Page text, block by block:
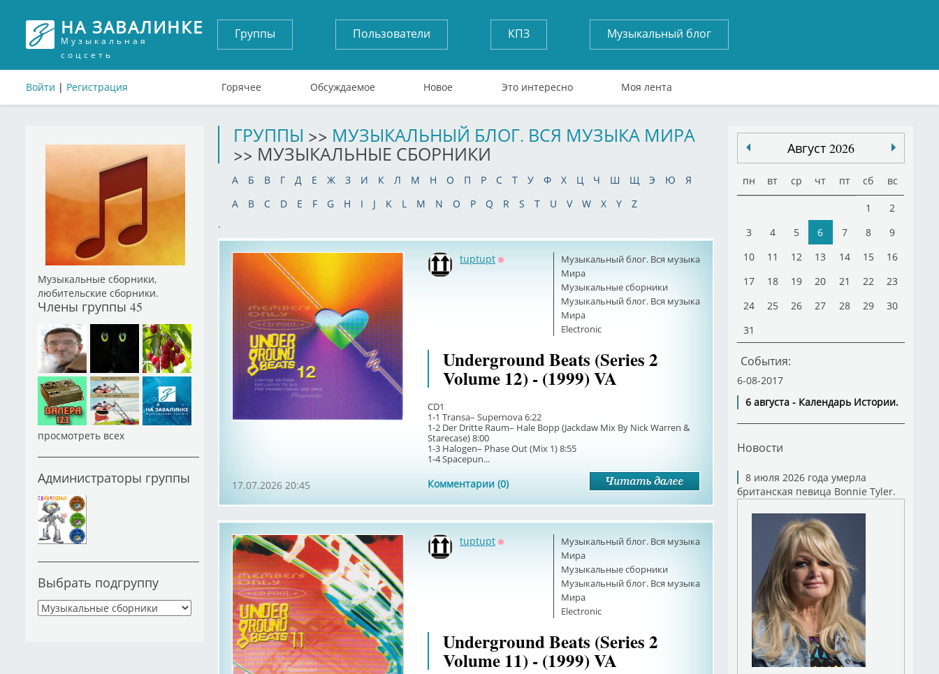
НА ЗАВАЛИНКЕ
Музыкальная
соцсеть
Войти | Регистрация
Группы Пользователи КПЗ Музыкальный блог
Горячее Обсуждаемое Новое Это интересно Моя лента
Музыкальные сборники,
любительские сборники.
Члены группы 45
просмотреть всех
Администраторы группы
Выбрать подгруппу
ГРУППЫ >> МУЗЫКАЛЬНЫЙ БЛОГ. ВСЯ МУЗЫКА МИРА
>> МУЗЫКАЛЬНЫЕ СБОРНИКИ
А Б В Г Д Е Ж З И К Л М Н О П Р С Т У Ф Х Ц Ч Ш Щ Э Ю
Я
A
B C D E F G H I J K L M N O P Q R S T U V W X Y
Z
.
Музыкальный блог. Вся музыка
Мира
Музыкальные сборники
Музыкальный блог. Вся музыка
Мира
Electronic
tuptupt
Underground Beats (Series 2
Volume 12) - (1999) VA
CD1
1-1 Transa– Supernova 6:22
1-2 Der Dritte Raum– Hale Bopp (Jackdaw Mix By Nick Warren &
Starecase) 8:00
1-3 Halogen– Phase Out (Mix 1) 8:55
1-4 Spacepun...
Комментарии (0)
17.07.2026 20:45
Музыкальный блог. Вся музыка
Мира
Музыкальные сборники
Музыкальный блог. Вся музыка
Мира
Electronic
tuptupt
Underground Beats (Series 2
Volume 11) - (1999) VA
Август 2026
пн вт ср чт пт сб вс
1
2
3
4 5 6 7 8
9
10
11 12 13 14 15
16
17
18 19 20 21 22
23
24
25 26 27 28 29
30
31
События:
6-08-2017
6 августа - Календарь Истории.
Новости
8 июля 2026 года умерла
британская певица Bonnie Tyler.